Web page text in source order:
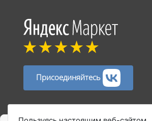
Присоединяйтесь